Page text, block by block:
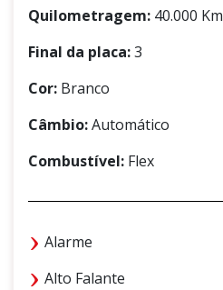
Quilometragem: 40.000 Km
Final da placa:3
Cor: Branco
Câmbio:Automático
Combustível: Flex
Alarme
Alto Falante